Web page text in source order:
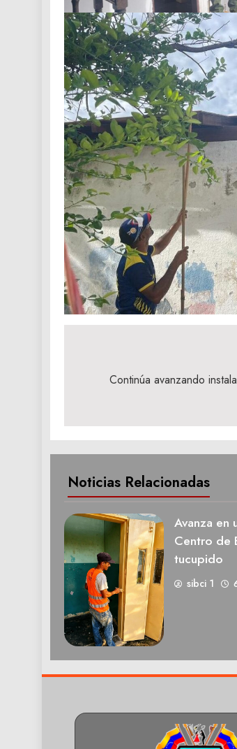
Continúa avanzando
Noticias Relacionadas
Avanza en
Centro de
tucupido
sibci 1